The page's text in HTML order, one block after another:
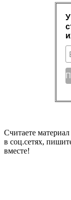
Считаете
в соц.сетях,
вместе!